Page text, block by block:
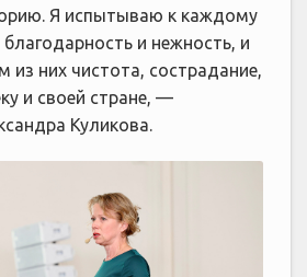
Я испытываю к каждому
и нежность, и
них чистота, сострадание,
и своей стране, —
Куликова.